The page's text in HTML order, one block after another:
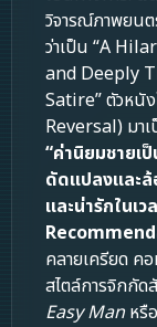
วิจารณ์ภาพยนต
ว่าเป็น “A
and Deeply
Satire” ตัวหนั
Reversal) มา
“ค่านิยมชายเ
ดัดแปลงและล้
และน่ารักในเว
คลายเครียด ค
สไตล์การจิกกั
Easy Manหรือ